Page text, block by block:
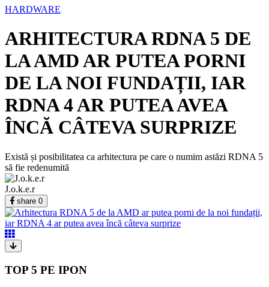
HARDWARE
ARHITECTURA RDNA 5 DE
LA AMD AR PUTEA PORNI
DE LA NOI FUNDAȚII, IAR
RDNA 4 AR PUTEA AVEA
ÎNCĂ CÂTEVA SURPRIZE
Există și posibilitatea ca arhitectura pe care o numim astăzi RDNA 5
să fie redenumită
J.o.k.e.r
share 0
TOP 5 PE IPON